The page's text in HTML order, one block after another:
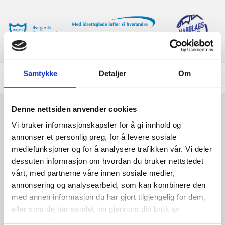
Samtykke Detaljer Om
Denne nettsiden anvender cookies
Vi bruker informasjonskapsler for å gi innhold og
annonser et personlig preg, for å levere sosiale
mediefunksjoner og for å analysere trafikken vår. Vi deler
dessuten informasjon om hvordan du bruker nettstedet
vårt, med partnerne våre innen sosiale medier,
annonsering og analysearbeid, som kan kombinere den
med annen informasjon du har gjort tilgjengelig for dem,
eller som de har samlet inn gjennom din bruk av
20/06/2024av A.V
PRØVETRENING I TENNISSKOLEN FOR BARN OG
UNGDOM FOR SESONGEN 2024/2025
Påmelding til prøvetrening i tennisskolen for barn og
ungdom for sesongen 2024/2025 i uke 35:
Info og påmelding her: